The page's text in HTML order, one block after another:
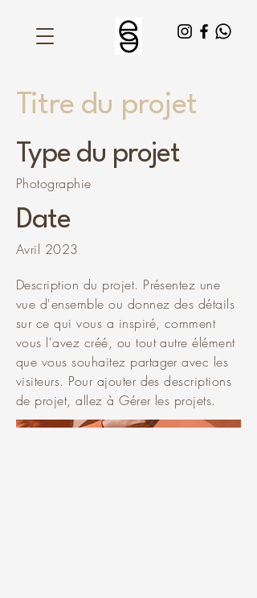
Titre du projet
Type du projet
Photographie
Date
Avril 2023
Description du projet. Présentez une
vue d'ensemble ou donnez des détails
sur ce qui vous a inspiré, comment
vous l'avez créé, ou tout autre élément
que vous souhaitez partager avec les
visiteurs. Pour ajouter des descriptions
de projet, allez à Gérer les projets.